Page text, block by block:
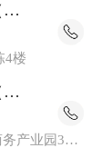
4楼
产业园3号